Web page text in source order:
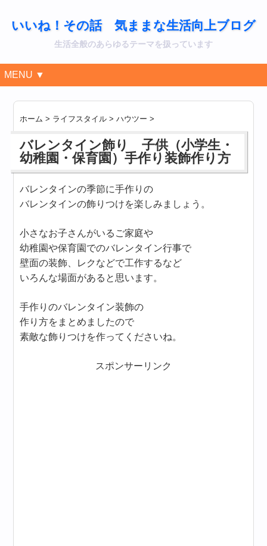
いいね！その話 気ままな生活向上ブログ
生活全般のあらゆるテーマを扱っています
MENU ▼
ホーム > ライフスタイル >ハウツー >
バレンタイン飾り 子供（小学生・
幼稚園・保育園）手作り装飾作り方
バレンタインの季節に手作りの
バレンタインの飾りつけを楽しみましょう。
小さなお子さんがいるご家庭や
幼稚園や保育園でのバレンタイン行事で
壁面の装飾、レクなどで工作するなど
いろんな場面があると思います。
手作りのバレンタイン装飾の
作り方をまとめましたので
素敵な飾りつけを作ってくださいね。
スポンサーリンク